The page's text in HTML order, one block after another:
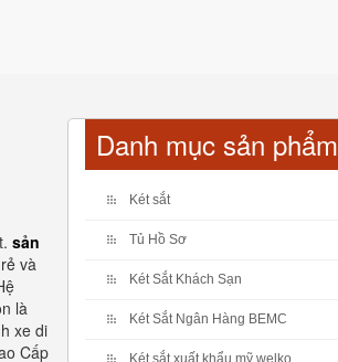
sản
và
là
xe di
Cấp
Danh mục sản phẩm
Két sắt
Tủ Hồ Sơ
Két Sắt Khách Sạn
Két Sắt Ngân Hàng BEMC
Két sắt xuất khẩu mỹ welko